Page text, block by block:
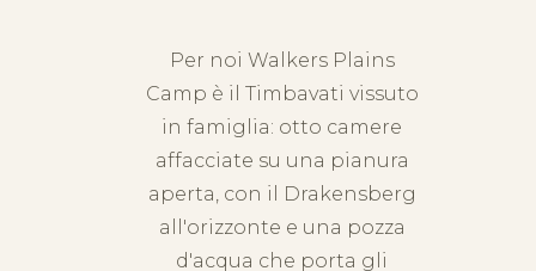
Per noi Walkers Plains
Camp è il Timbavati vissuto
in famiglia: otto camere
affacciate su una pianura
aperta, con il Drakensberg
all'orizzonte e una pozza
d'acqua che porta gli